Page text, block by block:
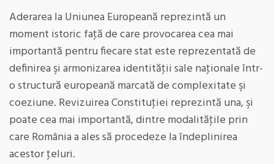
Aderarea la Uniunea Europeană reprezintă un
moment istoric faţă de care provocarea cea mai
importantă pentru fiecare stat este reprezentată de
definirea şi armonizarea identităţii sale naţionale într-
o structură europeană marcată de complexitate şi
coeziune. Revizuirea Constituţiei reprezintă una, şi
poate cea mai importantă, dintre modalităţile prin
care România a ales să procedeze la îndeplinirea
acestor ţeluri.